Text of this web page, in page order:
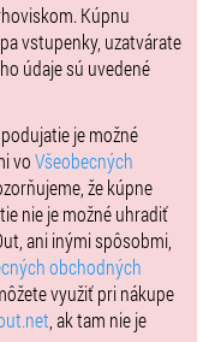
/ 5 € (ZŤP)
Ticketportal vo forme
V predpredaji je
zvyšný
pri vstupe do
kultúrne a informačné
leta 2025. Festival
Fond na podporu
podporujú:
Kúpnu
vstupenky, uzatvárate
údaje sú uvedené
je možné
voVšeobecných
že kúpne
nie je možné uhradiť
ani inými spôsobmi,
obchodných
využiť pri nákupe
, ak tam nie je